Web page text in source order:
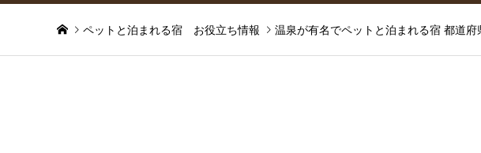
ペットと泊まれる宿 お役立ち情報 温泉が有名でペットと泊まれる宿 都道府